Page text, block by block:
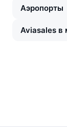
Аэропорты
Aviasales в